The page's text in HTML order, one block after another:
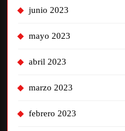
junio 2023
mayo 2023
abril 2023
marzo 2023
febrero 2023